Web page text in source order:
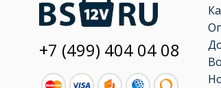
+7 (499) 404 04 08